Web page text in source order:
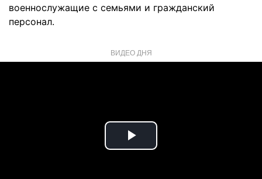
военнослужащие с семьями и гражданский
персонал.
ВИДЕО ДНЯ
Play